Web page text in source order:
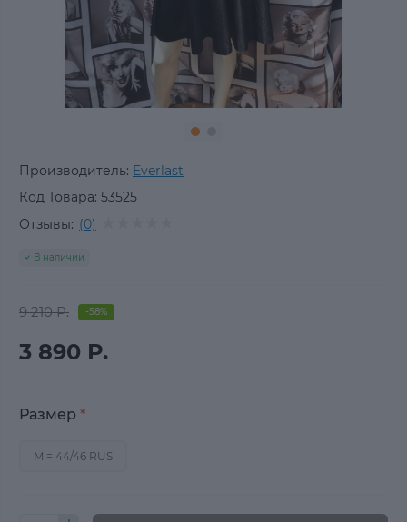
Производитель: Everlast
Код Товара: 53525
Отзывы: (0)
В наличии
9 210 Р. -58%
3 890 Р.
Размер *
M = 44/46 RUS